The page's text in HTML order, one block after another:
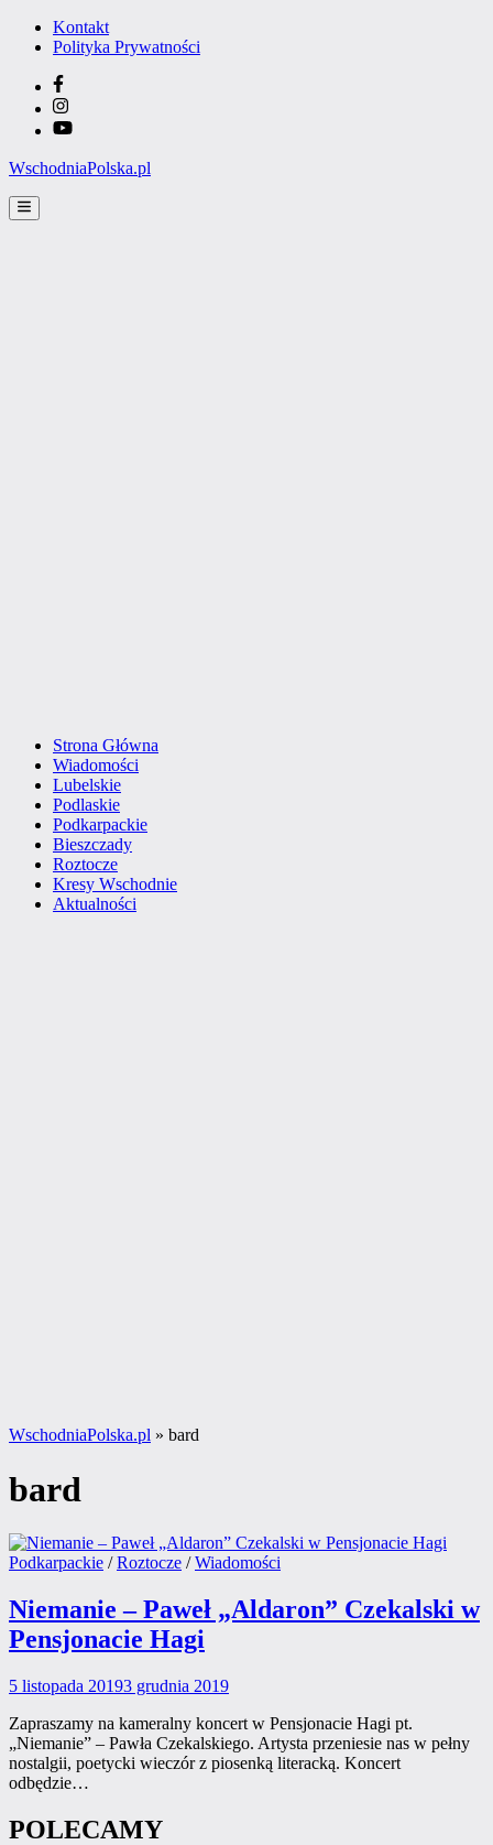
Skip
Kontakt
Polityka Prywatności
Facebook
Instagram
YouTube
WschodniaPolska.pl
Main
Menu
Strona Główna
Wiadomości
Lubelskie
Podlaskie
Podkarpackie
Bieszczady
Roztocze
Kresy Wschodnie
Aktualności
WschodniaPolska.pl » bard
bard
Posted
Podkarpackie /Roztocze /Wiadomości
Niemanie – Paweł „Aldaron” Czekalski w
Pensjonacie Hagi
5 listopada 20193 grudnia 2019
Zapraszamy na kameralny koncert w Pensjonacie Hagi pt.
„Niemanie” – Pawła Czekalskiego. Artysta przeniesie nas w pełny
nostalgii, poetycki wieczór z piosenką literacką. Koncert
odbędzie…
POLECAMY